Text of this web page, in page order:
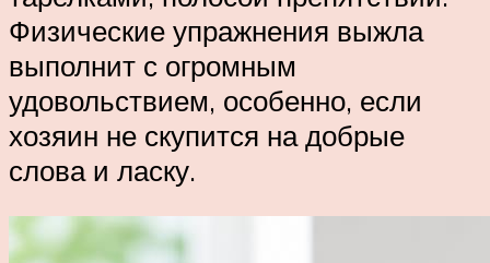
Физические упражнения выжла
выполнит с огромным
удовольствием, особенно, если
хозяин не скупится на добрые
слова и ласку.